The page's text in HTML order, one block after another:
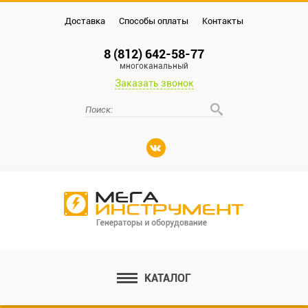
Доставка Способы оплаты Контакты
8 (812) 642-58-77
многоканальный
Заказать звонок
КАТАЛОГ